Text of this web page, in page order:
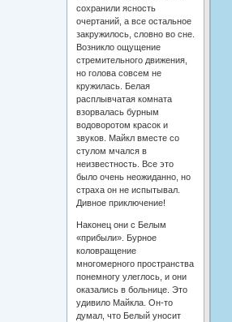
сохранили ясность
очертаний, а все остальное
закружилось, словно во сне.
Возникло ощущение
стремительного движения,
но голова совсем не
кружилась. Белая
расплывчатая комната
взорвалась бурным
водоворотом красок и
звуков. Майкл вместе со
стулом мчался в
неизвестность. Все это
было очень неожиданно, но
страха он не испытывал.
Дивное приключение!
Наконец они с Белым
«прибыли». Бурное
коловращение
многомерного пространства
понемногу улеглось, и они
оказались в больнице. Это
удивило Майкла. Он-то
думал, что Белый уносит